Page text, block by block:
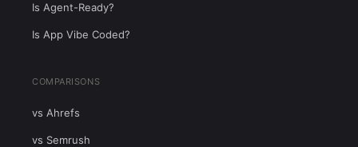
Is Agent-Ready?
Is App Vibe Coded?
COMPARISONS
vs Ahrefs
vs Semrush